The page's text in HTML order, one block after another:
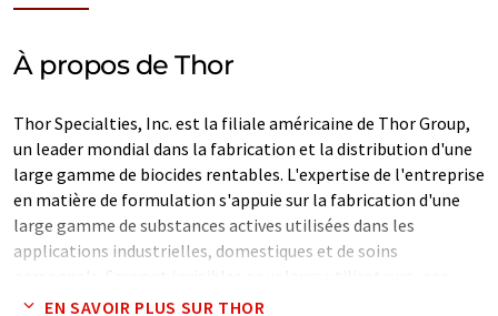
À propos de Thor
Thor Specialties, Inc. est la filiale américaine de Thor Group,
un leader mondial dans la fabrication et la distribution d'une
large gamme de biocides rentables. L'expertise de l'entreprise
en matière de formulation s'appuie sur la fabrication d'une
large gamme de substances actives utilisées dans les
applications industrielles, domestiques et de soins
produits se retrouvent dans une variété d'industries allant des
EN SAVOIR PLUS SUR THOR